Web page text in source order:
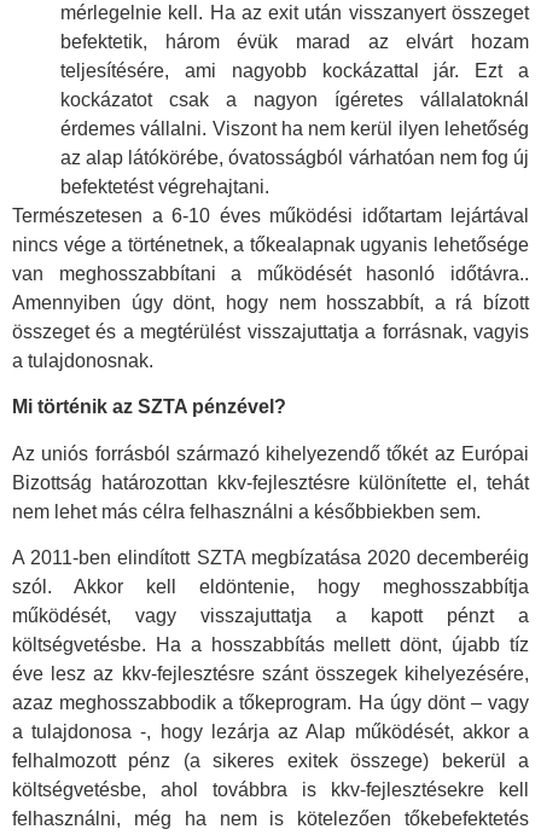
mérlegelnie kell. Ha az exit után visszanyert összeget
befektetik, három évük marad az elvárt hozam
teljesítésére, ami nagyobb kockázattal jár. Ezt a
kockázatot csak a nagyon ígéretes vállalatoknál
érdemes vállalni. Viszont ha nem kerül ilyen lehetőség
az alap látókörébe, óvatosságból várhatóan nem fog új
befektetést végrehajtani.
Természetesen a 6-10 éves működési időtartam lejártával
nincs vége a történetnek, a tőkealapnak ugyanis lehetősége
van meghosszabbítani a működését hasonló időtávra..
Amennyiben úgy dönt, hogy nem hosszabbít, a rá bízott
összeget és a megtérülést visszajuttatja a forrásnak, vagyis
a tulajdonosnak.
Mi történik az SZTA pénzével?
Az uniós forrásból származó kihelyezendő tőkét az Európai
Bizottság határozottan kkv-fejlesztésre különítette el, tehát
nem lehet más célra felhasználni a későbbiekben sem.
A 2011-ben elindított SZTA megbízatása 2020 decemberéig
szól. Akkor kell eldöntenie, hogy meghosszabbítja
működését, vagy visszajuttatja a kapott pénzt a
költségvetésbe. Ha a hosszabbítás mellett dönt, újabb tíz
éve lesz az kkv-fejlesztésre szánt összegek kihelyezésére,
azaz meghosszabbodik a tőkeprogram. Ha úgy dönt – vagy
a tulajdonosa -, hogy lezárja az Alap működését, akkor a
felhalmozott pénz (a sikeres exitek összege) bekerül a
költségvetésbe, ahol továbbra is kkv-fejlesztésekre kell
felhasználni, még ha nem is kötelezően tőkebefektetés